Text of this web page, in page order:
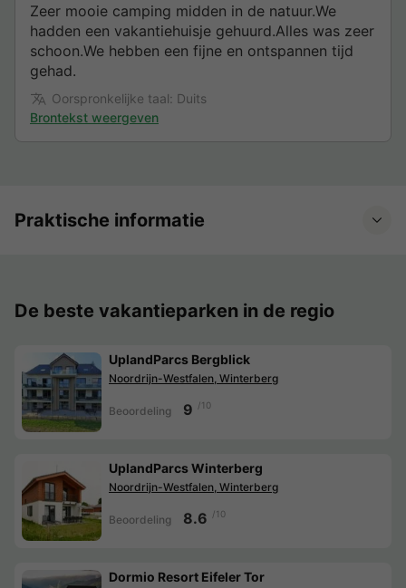
Zeer mooie camping midden in de natuur.We
hadden een vakantiehuisje gehuurd.Alles was zeer
schoon.We hebben een fijne en ontspannen tijd
gehad.
Oorspronkelijke taal: Duits
Brontekst weergeven
Praktische informatie
De beste vakantieparken in de regio
UplandParcs Bergblick
Noordrijn-Westfalen, Winterberg
Beoordeling 9 /10
UplandParcs Winterberg
Noordrijn-Westfalen, Winterberg
Beoordeling 8.6 /10
Dormio Resort Eifeler Tor